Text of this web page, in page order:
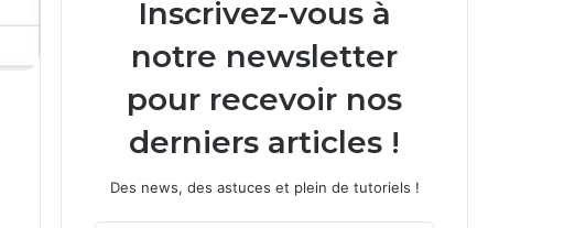
Inscrivez-vous à
notre newsletter
pour recevoir nos
derniers articles !
Des news, des astuces et plein de tutoriels !